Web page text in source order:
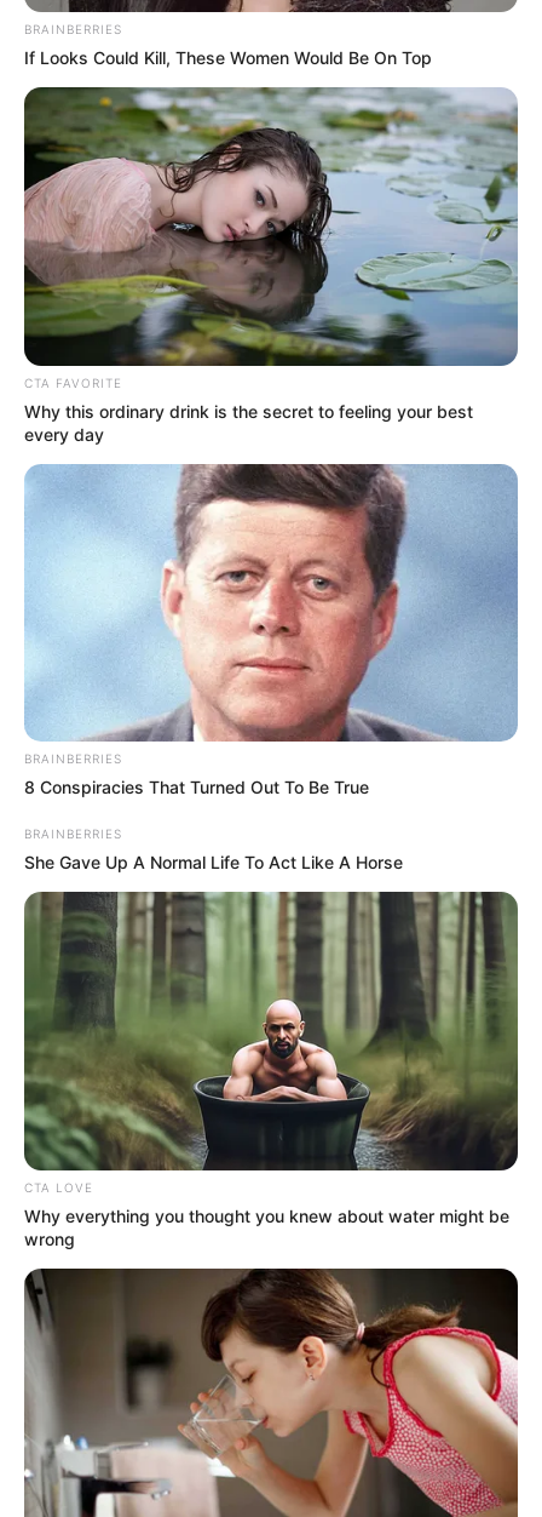
BRAINBERRIES
If Looks Could Kill, These Women Would Be On Top
CTA FAVORITE
Why this ordinary drink is the secret to feeling your best
every day
BRAINBERRIES
8 Conspiracies That Turned Out To Be True
BRAINBERRIES
She Gave Up A Normal Life To Act Like A Horse
CTA LOVE
Why everything you thought you knew about water might be
wrong